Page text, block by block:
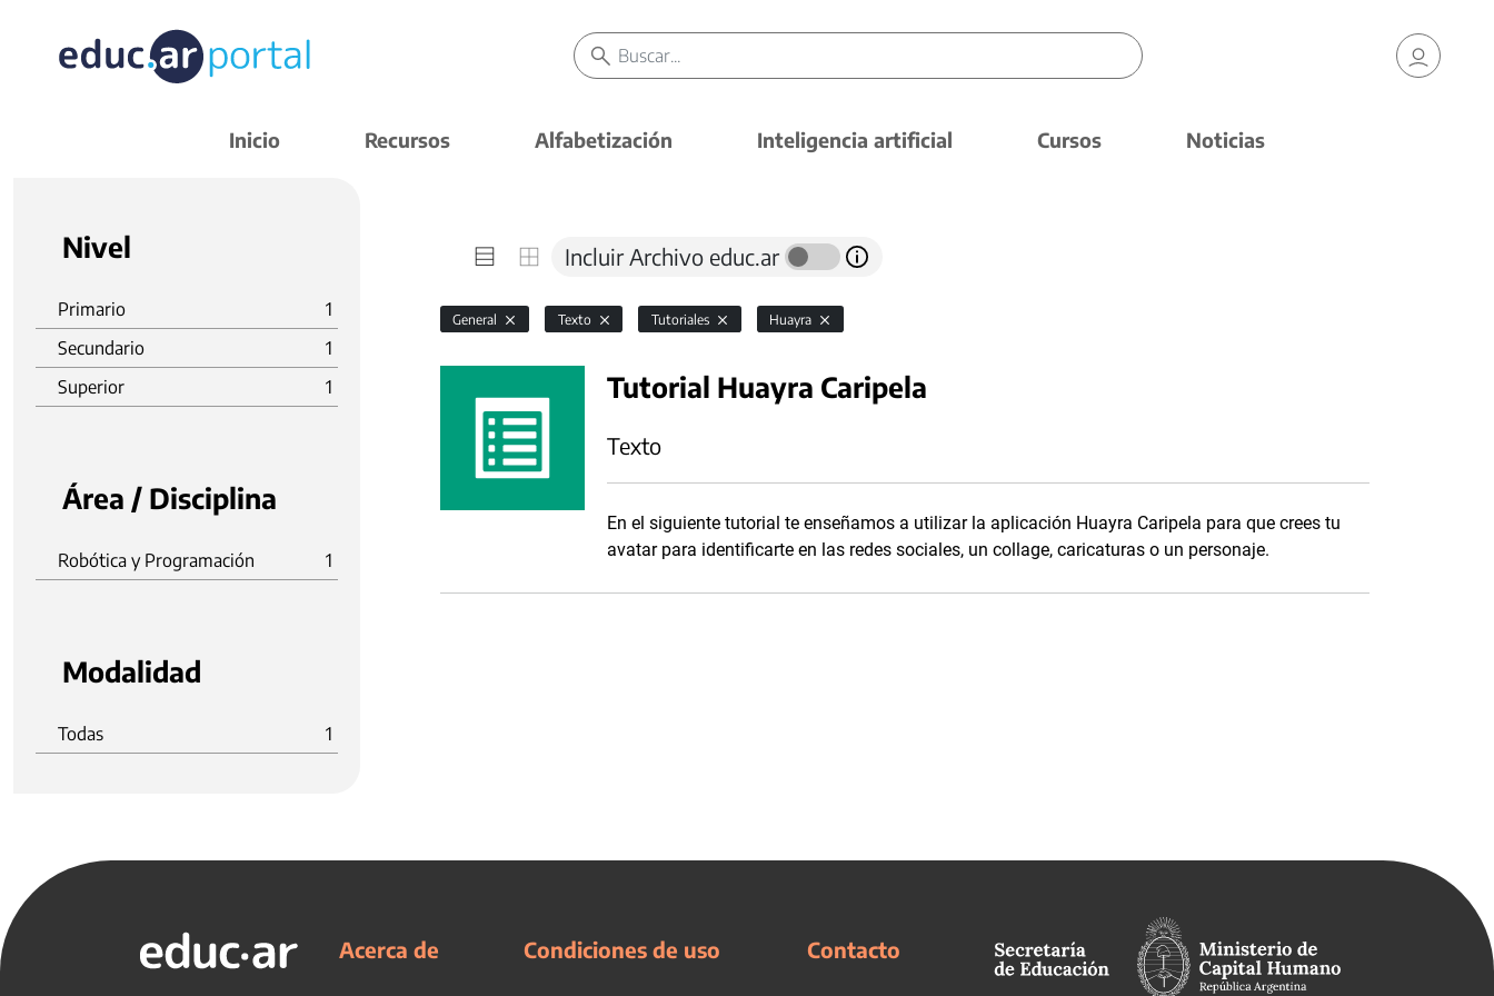
Inicio Recursos Alfabetización Inteligencia artificial Cursos Noticias
Nivel
Primario
1
Secundario
1
Superior
1
Área / Disciplina
Robótica y Programación 1
Modalidad
Todas 1
Incluir Archivo educ.ar
General Texto Tutoriales Huayra
Tutorial Huayra Caripela
Texto
En el siguiente tutorial te enseñamos a utilizar la aplicación Huayra Caripela para que crees tu
avatar para identificarte en las redes sociales, un collage, caricaturas o un personaje.
Acerca de Condiciones de uso Contacto